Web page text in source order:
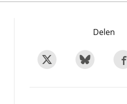
Delen